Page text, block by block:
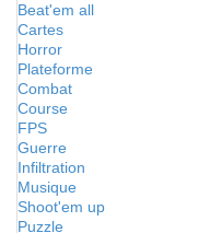
Beat'em all
Cartes
Horror
Plateforme
Combat
Course
FPS
Guerre
Infiltration
Musique
Shoot'em up
Puzzle